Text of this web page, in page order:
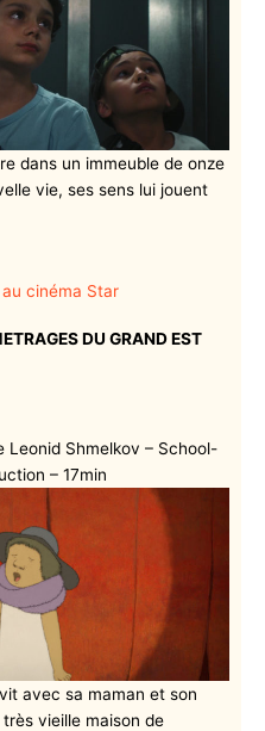
dans un immeuble de onze
vie, ses sens lui jouent
cinéma Star
DU GRAND EST
Leonid Shmelkov – School-
– 17min
avec sa maman et son
vieille maison de